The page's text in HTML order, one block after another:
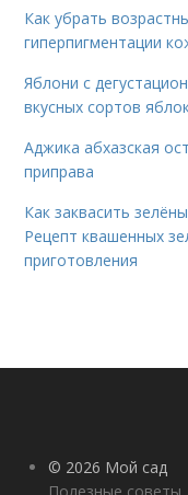
Как убрать
гиперпигментации
Яблони с
вкусных сортов
Аджика абхазская
приправа
Как заквасить
Рецепт квашенных
приготовления
© 2026 Мой сад